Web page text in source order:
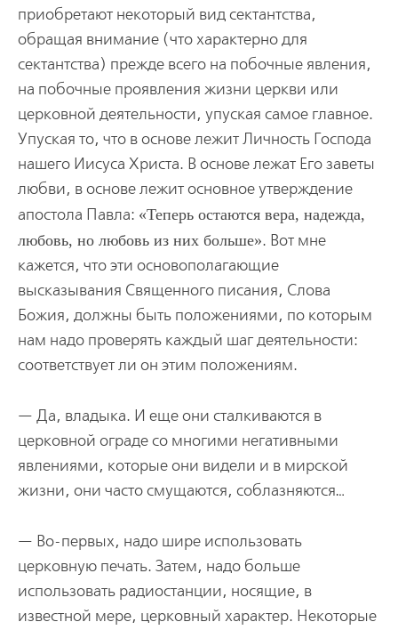
приобретают некоторый вид сектантства,
обращая внимание (что характерно для
сектантства) прежде всего на побочные явления,
на побочные проявления жизни церкви или
церковной деятельности, упуская самое главное.
Упуская то, что в основе лежит Личность Господа
нашего Иисуса Христа. В основе лежат Его заветы
любви, в основе лежит основное утверждение
апостола Павла:
Теперь остаются вера, надежда,
любовь, но любовь из них больше . Вот мне
кажется, что эти основополагающие
высказывания Священного писания, Слова
Божия, должны быть положениями, по которым
нам надо проверять каждый шаг деятельности:
соответствует ли он этим положениям.
— Да, владыка. И еще они сталкиваются в
церковной ограде со многими негативными
явлениями, которые они видели и в мирской
жизни, они часто смущаются, соблазняются…
— Во-первых, надо шире использовать
церковную печать. Затем, надо больше
использовать радиостанции, носящие, в
известной мере, церковный характер. Некоторые